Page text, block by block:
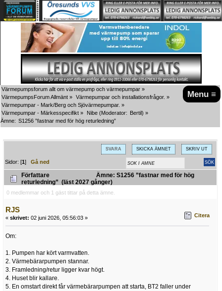
Menu ≡
Värmepumpsforum allt om värmepump och värmepumpar »
VärmepumpsForum Allmänt » Värmepumpar och installationsfrågor. »
Värmepumpar - Mark/Berg och Sjövärmepumpar. »
Värmepumpar - Märkesspecifikt » Nibe (Moderator: Bertil) »
Ämne: S1256 ”fastnar med för hög returledning”
SVARA SKICKA ÄMNET SKRIV UT
Sidor: [1]Gå ned
Författare
Ämne: S1256 ”fastnar med för hög
returledning” (läst 2027 gånger)
0 medlemmar och 1 gäst tittar på detta ämne.
RJS
« skrivet: 02 juni 2026, 05:56:03 » Citera
Om:
1. Pumpen har kört varmvatten.
2. Värmebärarpumpen stannar.
3. Framledning/retur ligger kvar högt.
4. Huset blir kallare.
5. En omstart direkt får värmebärarpumpen att starta, BT2 faller under